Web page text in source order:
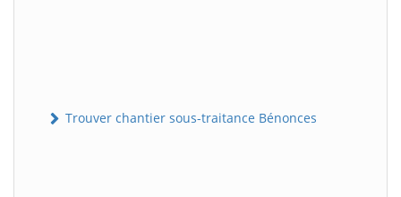
Trouver chantier sous-traitance Bénonces